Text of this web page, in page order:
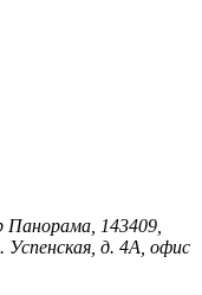
143409,
Успенская, д. 4А, офис